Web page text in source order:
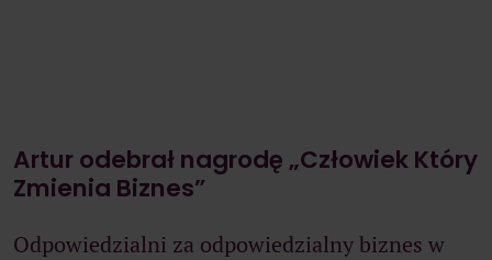
Artur odebrał nagrodę „Człowiek Który
Zmienia Biznes”
Odpowiedzialni za odpowiedzialny biznes w